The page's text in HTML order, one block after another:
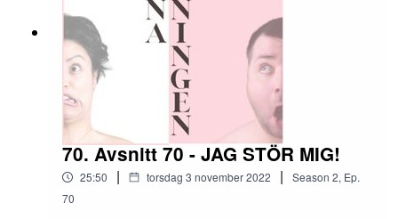
70. Avsnitt 70 - JAG STÖR MIG!
25:50 | torsdag 3 november 2022 | Season 2, Ep.
70